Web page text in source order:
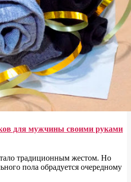
для мужчины своими руками
традиционным жестом. Но
пола обрадуется очередному